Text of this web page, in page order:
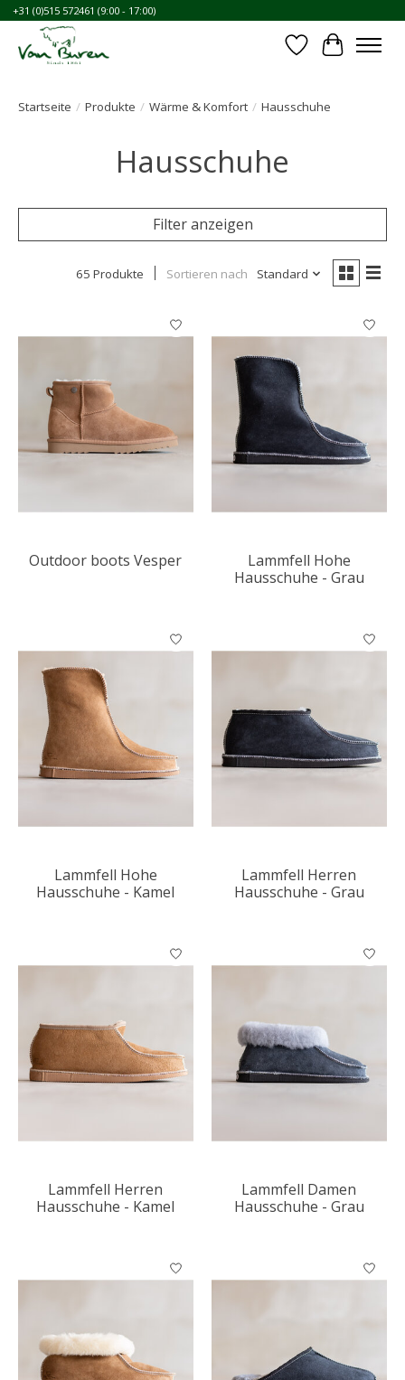
+31 (0)515 572461 (9:00 - 17:00)
Wunschzettel
Ihr
Startseite / Produkte / Wärme & Komfort / Hausschuhe
Hausschuhe
Filter anzeigen
65 Produkte Sortieren nach Standard
Outdoor boots Vesper
Lammfell Hohe
Hausschuhe - Grau
Lammfell Hohe
Hausschuhe - Kamel
Lammfell Herren
Hausschuhe - Grau
Lammfell Herren
Hausschuhe - Kamel
Lammfell Damen
Hausschuhe - Grau